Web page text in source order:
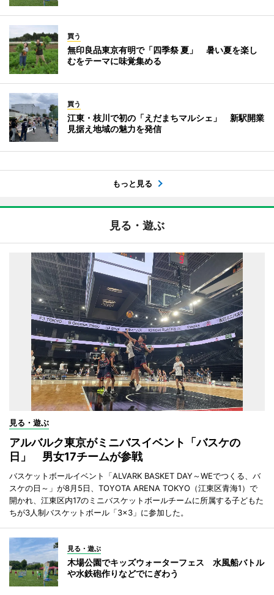
買う
無印良品東京有明で「四季祭 夏」 暑い夏を楽し
むをテーマに味覚集める
買う
江東・枝川で初の「えだまちマルシェ」 新駅開業
見据え地域の魅力を発信
もっと見る
見る・遊ぶ
見る・遊ぶ
アルバルク東京がミニバスイベント「バスケの
日」 男女17チームが参戦
バスケットボールイベント「ALVARK BASKET DAY～WEでつくる、バ
スケの日～」が8月5日、TOYOTA ARENA TOKYO（江東区青海1）で
開かれ、江東区内17のミニバスケットボールチームに所属する子どもた
ちが3人制バスケットボール「3×3」に参加した。
見る・遊ぶ
木場公園でキッズウォーターフェス 水風船バトル
や水鉄砲作りなどでにぎわう